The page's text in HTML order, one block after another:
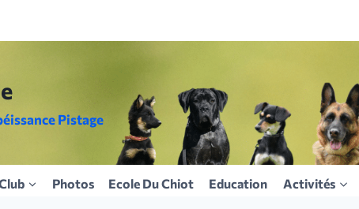
Pistage
Photos Ecole Du Chiot Education Activités